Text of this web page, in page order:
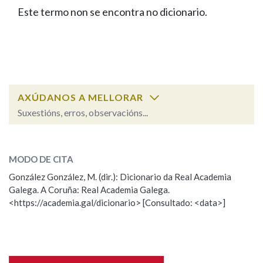
FIGURAS HOMENAXEADAS
PORTAL DAS PALABRAS
Facebook
TwitterYoutubeInstagram
Bluesky
BUSCAR NOS LEMAS
Remata por
BUSCAR NO CONTIDO
Nas definicións
Este termo non se encontra no dicionario.
AXÚDANOS A MELLORAR
Suxestións, erros, observacións...
Observación
Nome
MODO DE CITA
González González, M. (dir.): Dicionario da Real Academia
Galega. A Coruña: Real Academia Galega.
<https://academia.gal/dicionario> [Consultado: <data>]